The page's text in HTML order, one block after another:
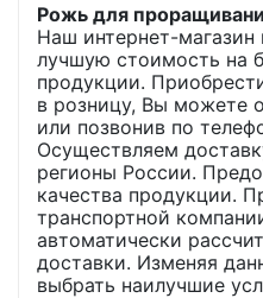
Рожь для
Наш интернет-магазин
лучшую стоимость на
продукции.
в розницу, Вы можете
или позвонив по
Осуществляем
регионы России.
качества продукции.
транспортной
автоматически
доставки. Изменяя
выбрать наилучшие